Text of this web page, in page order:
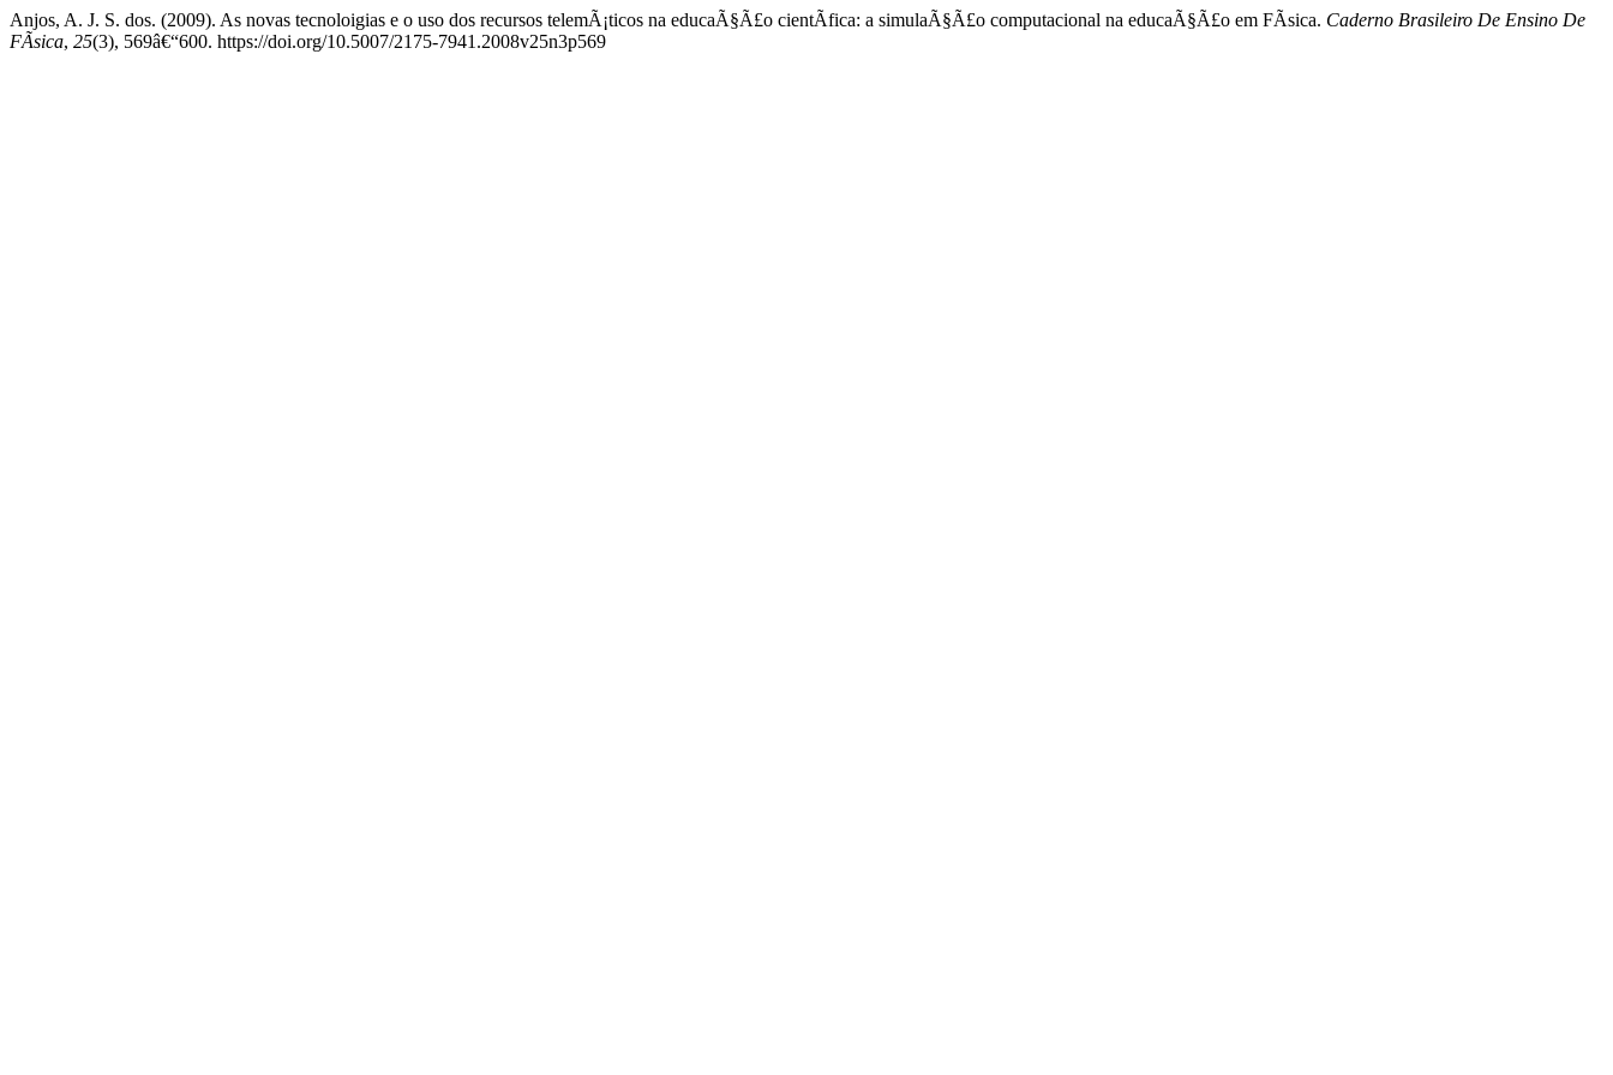
Anjos, A. J. S. dos. (2009). As novas tecnoloigias e o uso dos recursos telemÃ¡ticos na educaÃ§Ã£o cientÃ­fica: a simulaÃ§Ã£o computacional na educaÃ§Ã£o em FÃ­sica. Caderno Brasileiro De Ensino De
FÃ­sica, 25(3), 569â€“600. https://doi.org/10.5007/2175-7941.2008v25n3p569